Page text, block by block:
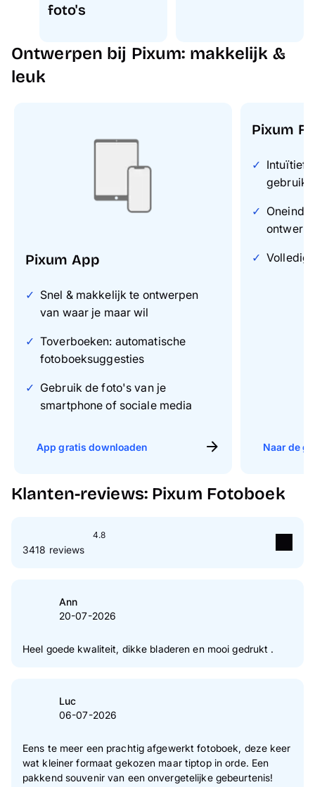
foto's
Ontwerpen bij Pixum: makkelijk &
leuk
Pixum App
Snel & makkelijk te ontwerpen
van waar je maar wil
Toverboeken: automatische
fotoboeksuggesties
Gebruik de foto's van je
smartphone of sociale media
App gratis downloaden
Pixum
Intuïtief
Volledig
Naar de
Klanten-reviews: Pixum Fotoboek
4.8
3418 reviews
Ster(ren)
Ster(ren)
2
Ster(ren)
Ann
20-07-2026
Heel goede kwaliteit, dikke bladeren en mooi gedrukt .
Luc
06-07-2026
Eens te meer een prachtig afgewerkt fotoboek, deze keer
wat kleiner formaat gekozen maar tiptop in orde. Een
pakkend souvenir van een onvergetelijke gebeurtenis!